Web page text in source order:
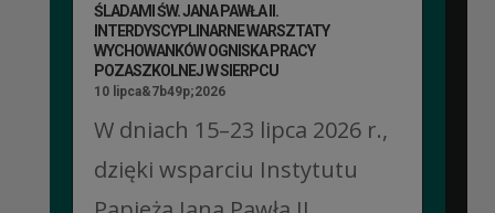
ŚLADAMI ŚW. JANA PAWŁA II.
INTERDYSCYPLINARNE WARSZTATY
WYCHOWANKÓW OGNISKA PRACY
POZASZKOLNEJ W SIERPCU
10 lipca&7b49p;2026
W dniach 15–23 lipca 2026 r.,
dzięki wsparciu Instytutu